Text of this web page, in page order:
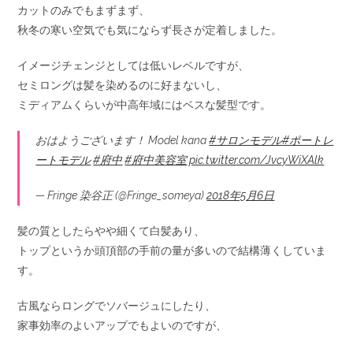
カットのみでもまずまず、
秋冬の寒い空気でも気にならず長さが定着しました。
イメージチェンジとしては低いレベルですが、
セミロングは髪を染めるのに好まないし、
ミディアムくらいが中高年域にはベスな髪型です。
おはようございます！ Model kana#サロンモデル#ポートレ
ートモデル#府中#府中美容室pic.twitter.com/JvcyWiXAlk
— Fringe 染谷正 (@Fringe_someya)2018年5月6日
髪の質としたらやや細くて白髪あり、
トップというか頭頂部の手前の量が多いので結構薄くしていま
す。
古風ならロングでソバージュにしたり、
家事効率のよいアップでもよいのですが、